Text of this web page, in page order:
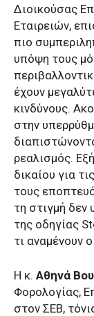
Διοικούσας
Εταιρειών,
πιο
υπόψη τους
έχουν
κινδύνους.
στην
ρεαλισμός.
δικαίου για
τους
τη στιγμή δεν
της οδηγίας
τι αναμένουν
Η κ. Αθηνά
Φορολογίας,
στον ΣΕΒ,